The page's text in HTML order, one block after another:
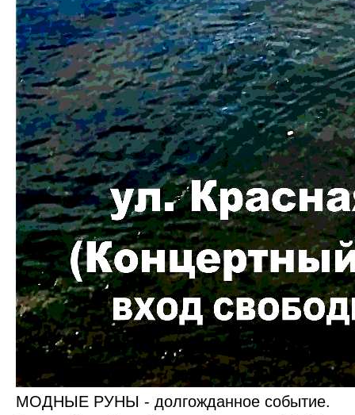
МОДНЫЕ РУНЫ - долгожданное событие.